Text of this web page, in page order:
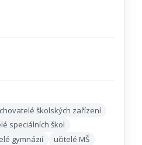
školských zařízení
speciálních škol
gymnázií
učitelé MŠ